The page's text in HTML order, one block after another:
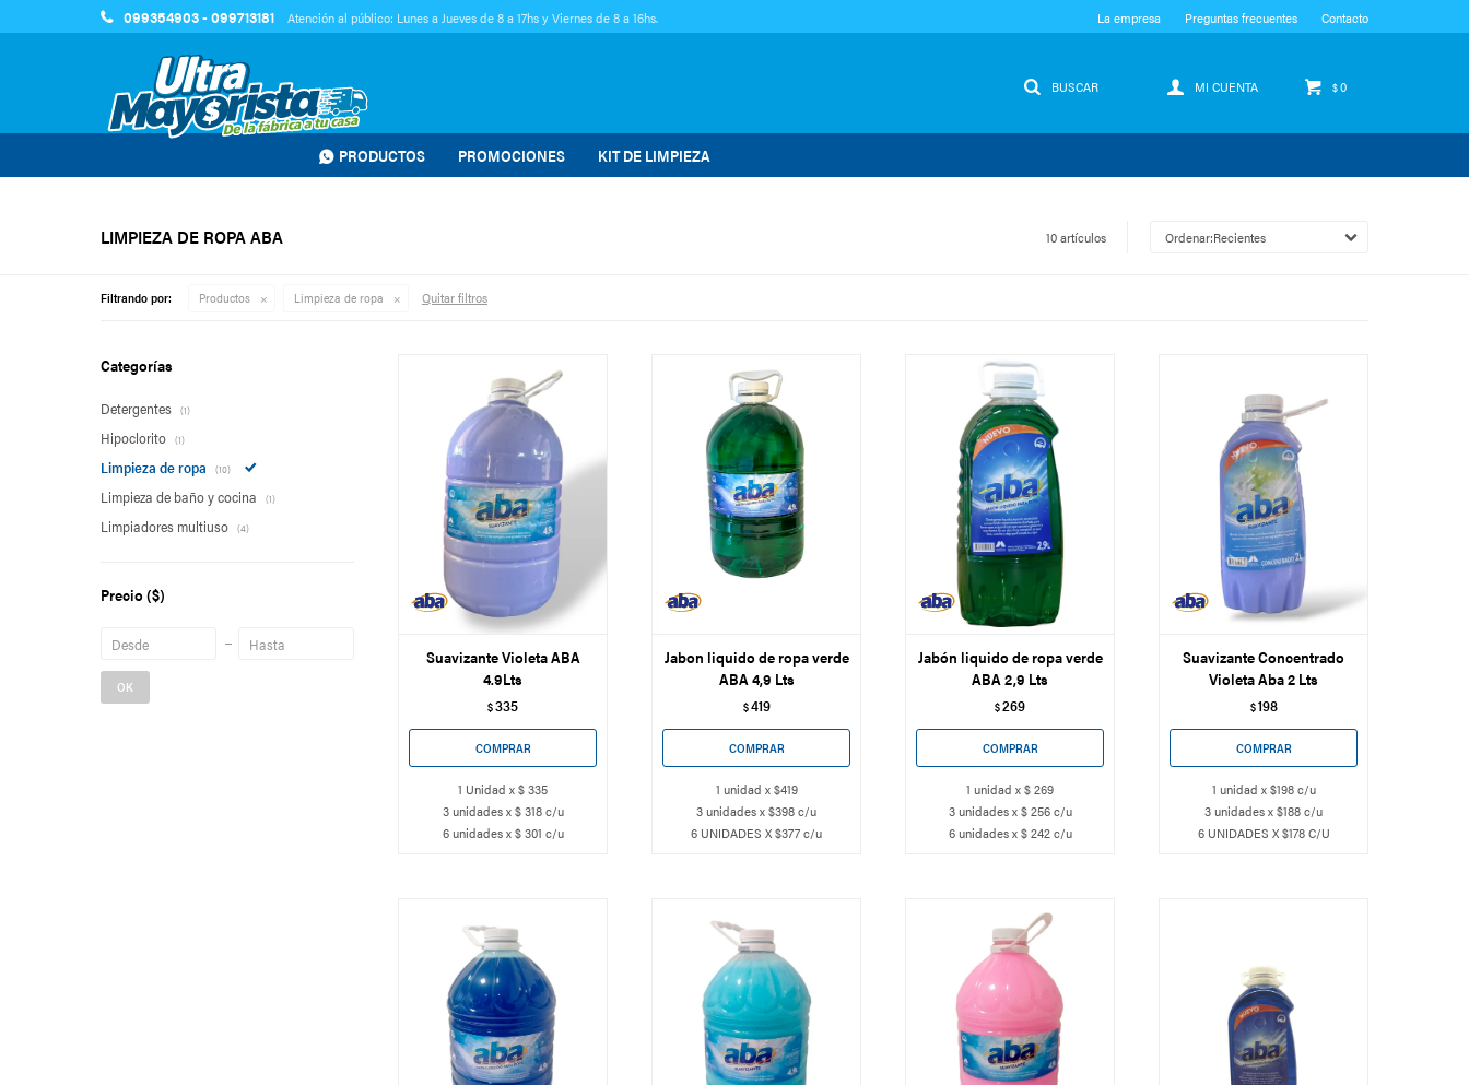
PRODUCTOS PROMOCIONES KIT DE LIMPIEZA
$0
099354903 - 099713181 Atención al público: Lunes a Jueves de 8 a 17hs y Viernes de 8 a 16hs. La empresa Preguntas frecuentes Contacto
LIMPIEZA DE ROPA ABA 10 artículos Recientes
Filtrando por: Productos Limpieza de ropa Quitar filtros
Suavizante Violeta ABA
4.9Lts
$335
1 Unidad x $ 335
3 unidades x $ 318 c/u
6 unidades x $ 301 c/u
Jabon liquido de ropa verde
ABA 4,9 Lts
$419
1 unidad x $419
3 unidades x $398 c/u
6 UNIDADES X $377 c/u
Jabón liquido de ropa verde
ABA 2,9 Lts
$269
1 unidad x $ 269
3 unidades x $ 256 c/u
6 unidades x $ 242 c/u
Suavizante Concentrado
Violeta Aba 2 Lts
$198
1 unidad x $198 c/u
3 unidades x $188 c/u
6 UNIDADES X $178 C/U
Categorías
Detergentes (1)
Hipoclorito (1)
Limpieza de ropa (10)
Limpieza de baño y cocina (1)
Limpiadores multiuso (4)
Precio($)
OK